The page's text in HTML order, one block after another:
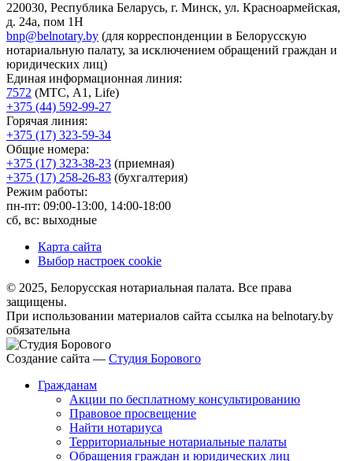
220030, Республика Беларусь, г. Минск, ул. Красноармейская,
д. 24а, пом 1Н
bnp@belnotary.by (для корреспонденции в Белорусскую
нотариальную палату, за исключением обращений граждан и
юридических лиц)
Единая информационная линия:
7572 (МТС, A1, Life)
+375 (44) 592-99-27
Горячая линия:
+375 (17) 323-59-34
Общие номера:
+375 (17) 323-38-23 (приемная)
+375 (17) 258-26-83 (бухгалтерия)
Режим работы:
пн-пт: 09:00-13:00, 14:00-18:00
сб, вс: выходные
Карта сайта
Выбор настроек cookie
© 2025, Белорусская нотариальная палата. Все права
защищены.
При использовании материалов сайта ссылка на belnotary.by
обязательна
Создание сайта — Студия Борового
Гражданам
Акции по бесплатному консультированию
Правовое просвещение
Найти нотариуса
Территориальные нотариальные палаты
Обращения граждан и юридических лиц